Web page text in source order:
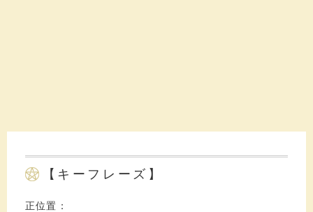
【キーフレーズ】
正位置：